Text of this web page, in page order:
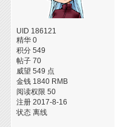
UID 186121
精华 0
积分 549
帖子 70
威望 549 点
金钱 1840 RMB
阅读权限 50
注册 2017-8-16
状态 离线